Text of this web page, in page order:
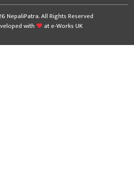
NepaliPatra. All Rights Reserved
with
ate-Works UK